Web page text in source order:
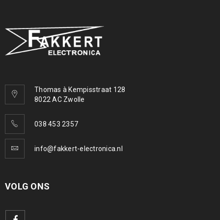
Thomas à Kempisstraat 128
8022 AC Zwolle
038 453 2357
info@fakkert-electronica.nl
VOLG ONS